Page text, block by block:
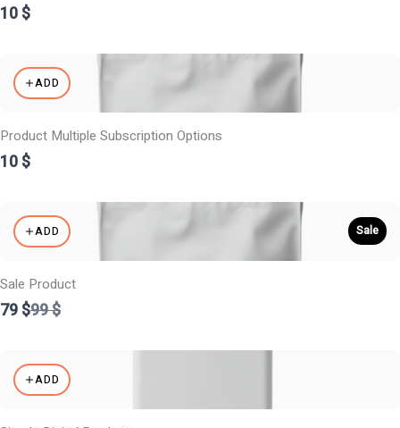
10 $
ADD
Product Multiple Subscription Options
10 $
ADD Sale
Sale Product
79 $Compare
99 $
ADD